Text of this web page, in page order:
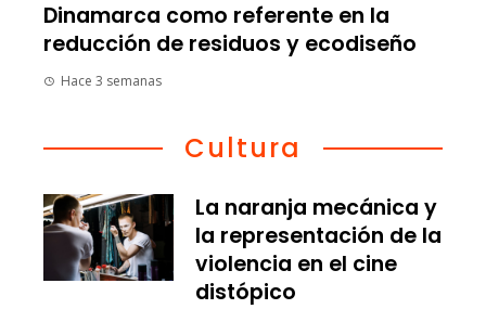
Dinamarca como referente en la
reducción de residuos y ecodiseño
Hace 3 semanas
Cultura
La naranja mecánica y
la representación de la
violencia en el cine
distópico